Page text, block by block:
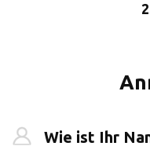
Wie ist Ihr